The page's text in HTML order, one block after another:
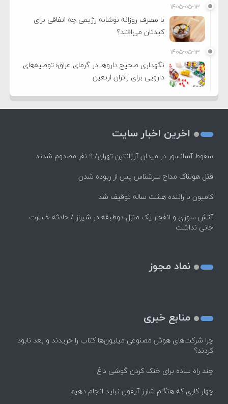
۱۴۰۵-۰۵-۱۳
با مصرف روزانه نوشابه رژیمی چه اتفاقی برای
کبدتان می‌افتد؟
۱۴۰۵-۰۵-۱۳
نگهداری صحیح داروها در گرمای عراق؛ توصیه‌های
دارویی برای زائران اربعین
اخرین اخبار سایت
سقوط آسانسور در میدان آرژانتین تهران/ ۹ نفر مصدوم شدند
قتل هولناک مداح سرشناس پس از ربوده شدن
کامیون با راننده هشت ساله توقیف شد
آتش سوزی و انفجار یک منزل دوطبقه در شیراز / حادثه خسارت
جانی نداشت
نماد مجوز
منابع خبری
چرا شرکت‌های هوش مصنوعی میلیون‌ها کتاب را خریدند و بعد نابود
کردند؟
چند راه‌ ساده برای خنک کردن گوشی داغ
چهار کاری که هنگام شارژ آیفون نباید انجام دهیم